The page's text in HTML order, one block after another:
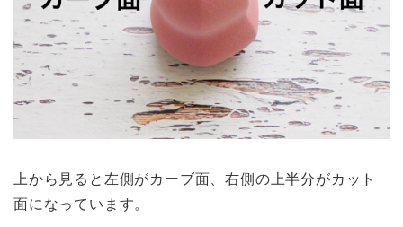
上から見ると左側がカーブ面、右側の上半分がカット
面になっています。